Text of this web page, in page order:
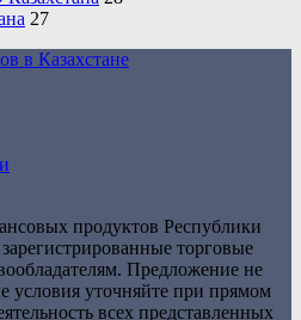
27
займов в
продуктов Республики
торговые
Предложение не
условия уточняйте при прямом
всех представленных